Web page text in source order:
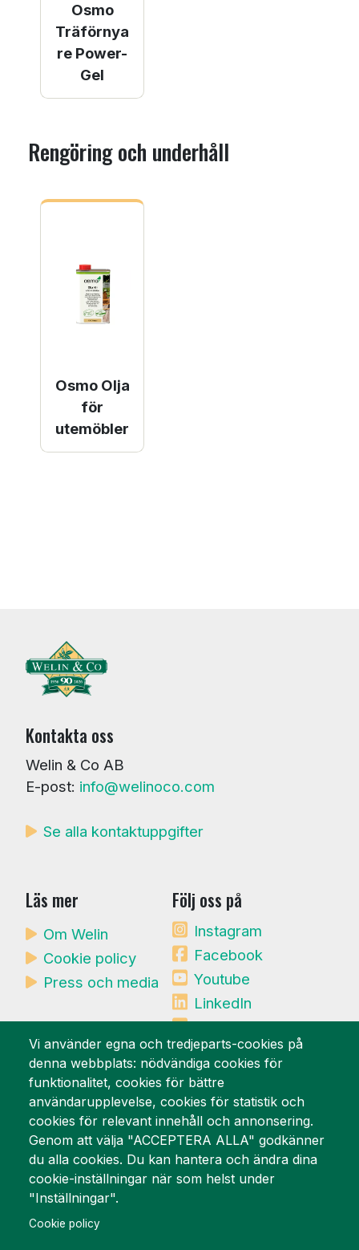
Osmo
Träförnya
re Power-
Gel
Rengöring och underhåll
Osmo Olja
för
utemöbler
Kontakta oss
Welin & Co AB
E-post: info@welinoco.com
Se alla kontaktuppgifter
Läs mer
Om Welin
Cookie policy
Press och media
Följ oss på
Instagram
Facebook
Youtube
LinkedIn
Mynewsdesk
Vi är stolta över
Vi använder egna och tredjeparts-cookies på
denna webbplats: nödvändiga cookies för
funktionalitet, cookies för bättre
användarupplevelse, cookies för statistik och
cookies för relevant innehåll och annonsering.
Genom att välja "ACCEPTERA ALLA" godkänner
du alla cookies. Du kan hantera och ändra dina
cookie-inställningar när som helst under
"Inställningar".
Cookie policy